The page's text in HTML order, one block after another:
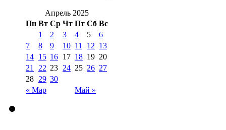
Апрель 2025
Пн Вт Ср Чт Пт Сб Вс
« Мар Май »
1 2 3 4 5
6
7
8 9 10 11 12 13
14 15 16 17 18 19 20
21
22 23 24 25 26 27
28 29 30